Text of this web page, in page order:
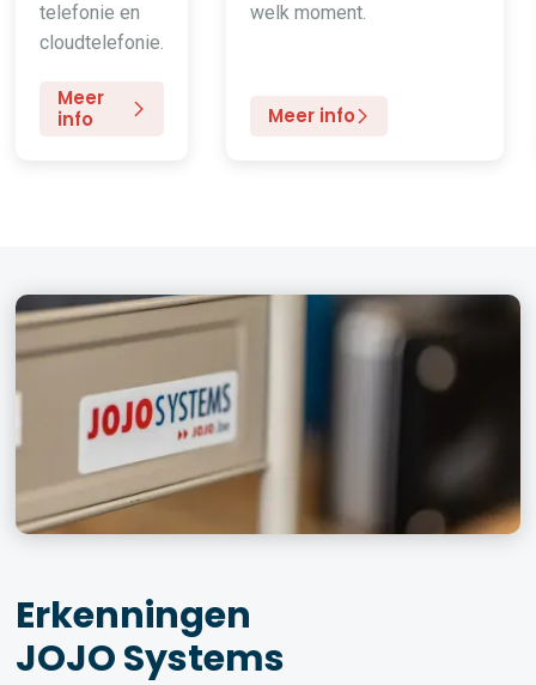
telefonie en
cloudtelefonie.
Meer
info
welk moment.
Meer info
Erkenningen
JOJO Systems